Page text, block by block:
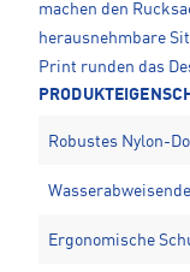
machen den
herausnehmbare
Print runden das
Robustes Nylon-
Ergonomische